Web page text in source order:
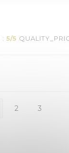
: 5/5
2 3